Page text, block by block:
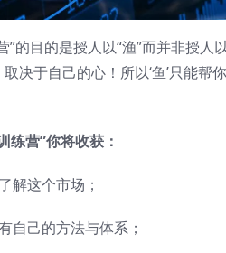
”的目的是授人以“渔”而并非授
决于自己的心！所以‘鱼’只能
练营”你将收获：
解这个市场；
自己的方法与体系；